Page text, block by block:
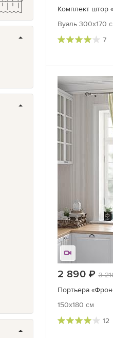
Комплект штор
Вуаль 300х170
7
2 890 3
Портьера
150x180 см
12